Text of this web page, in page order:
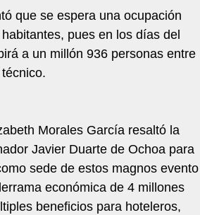
que se espera una ocupación
pues en los días del
a un millón 936 personas entre
Morales García resaltó la
Javier Duarte de Ochoa para
sede de estos magnos evento
económica de 4 millones
beneficios para hoteleros,